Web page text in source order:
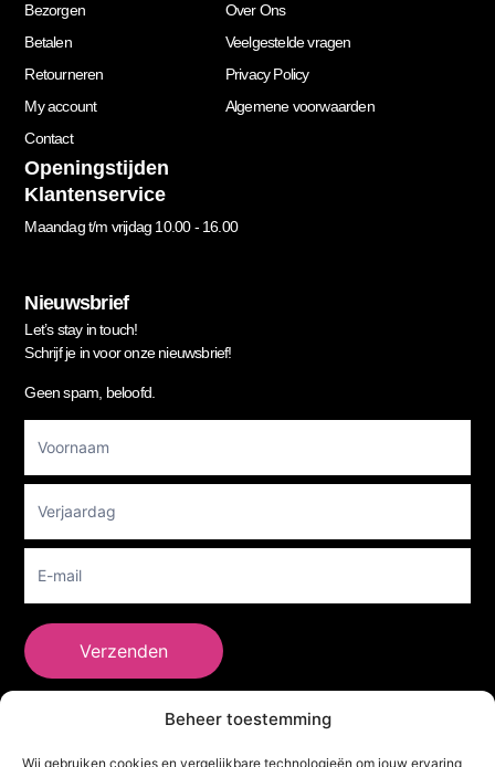
Beheer toestemming
Wij gebruiken cookies en vergelijkbare technologieën om jouw ervaring
Bezorgen
Betalen
Retourneren
My account
Contact
Over Ons
Veelgestelde vragen
Privacy Policy
Algemene voorwaarden
Openingstijden
Klantenservice
Maandag t/m vrijdag 10.00 - 16.00
Nieuwsbrief
Let’s stay in touch!
Schrijf je in voor onze nieuwsbrief!
Geen spam, beloofd.
Newsletter
Verzenden